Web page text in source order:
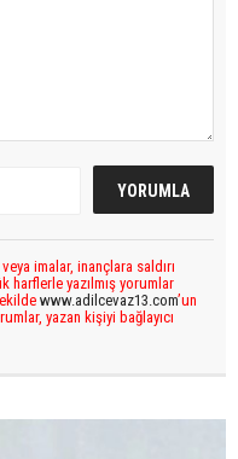
imalar, inançlara saldırı
harflerle yazılmış yorumlar
www.adilcevaz13.com’un
yazan kişiyi bağlayıcı